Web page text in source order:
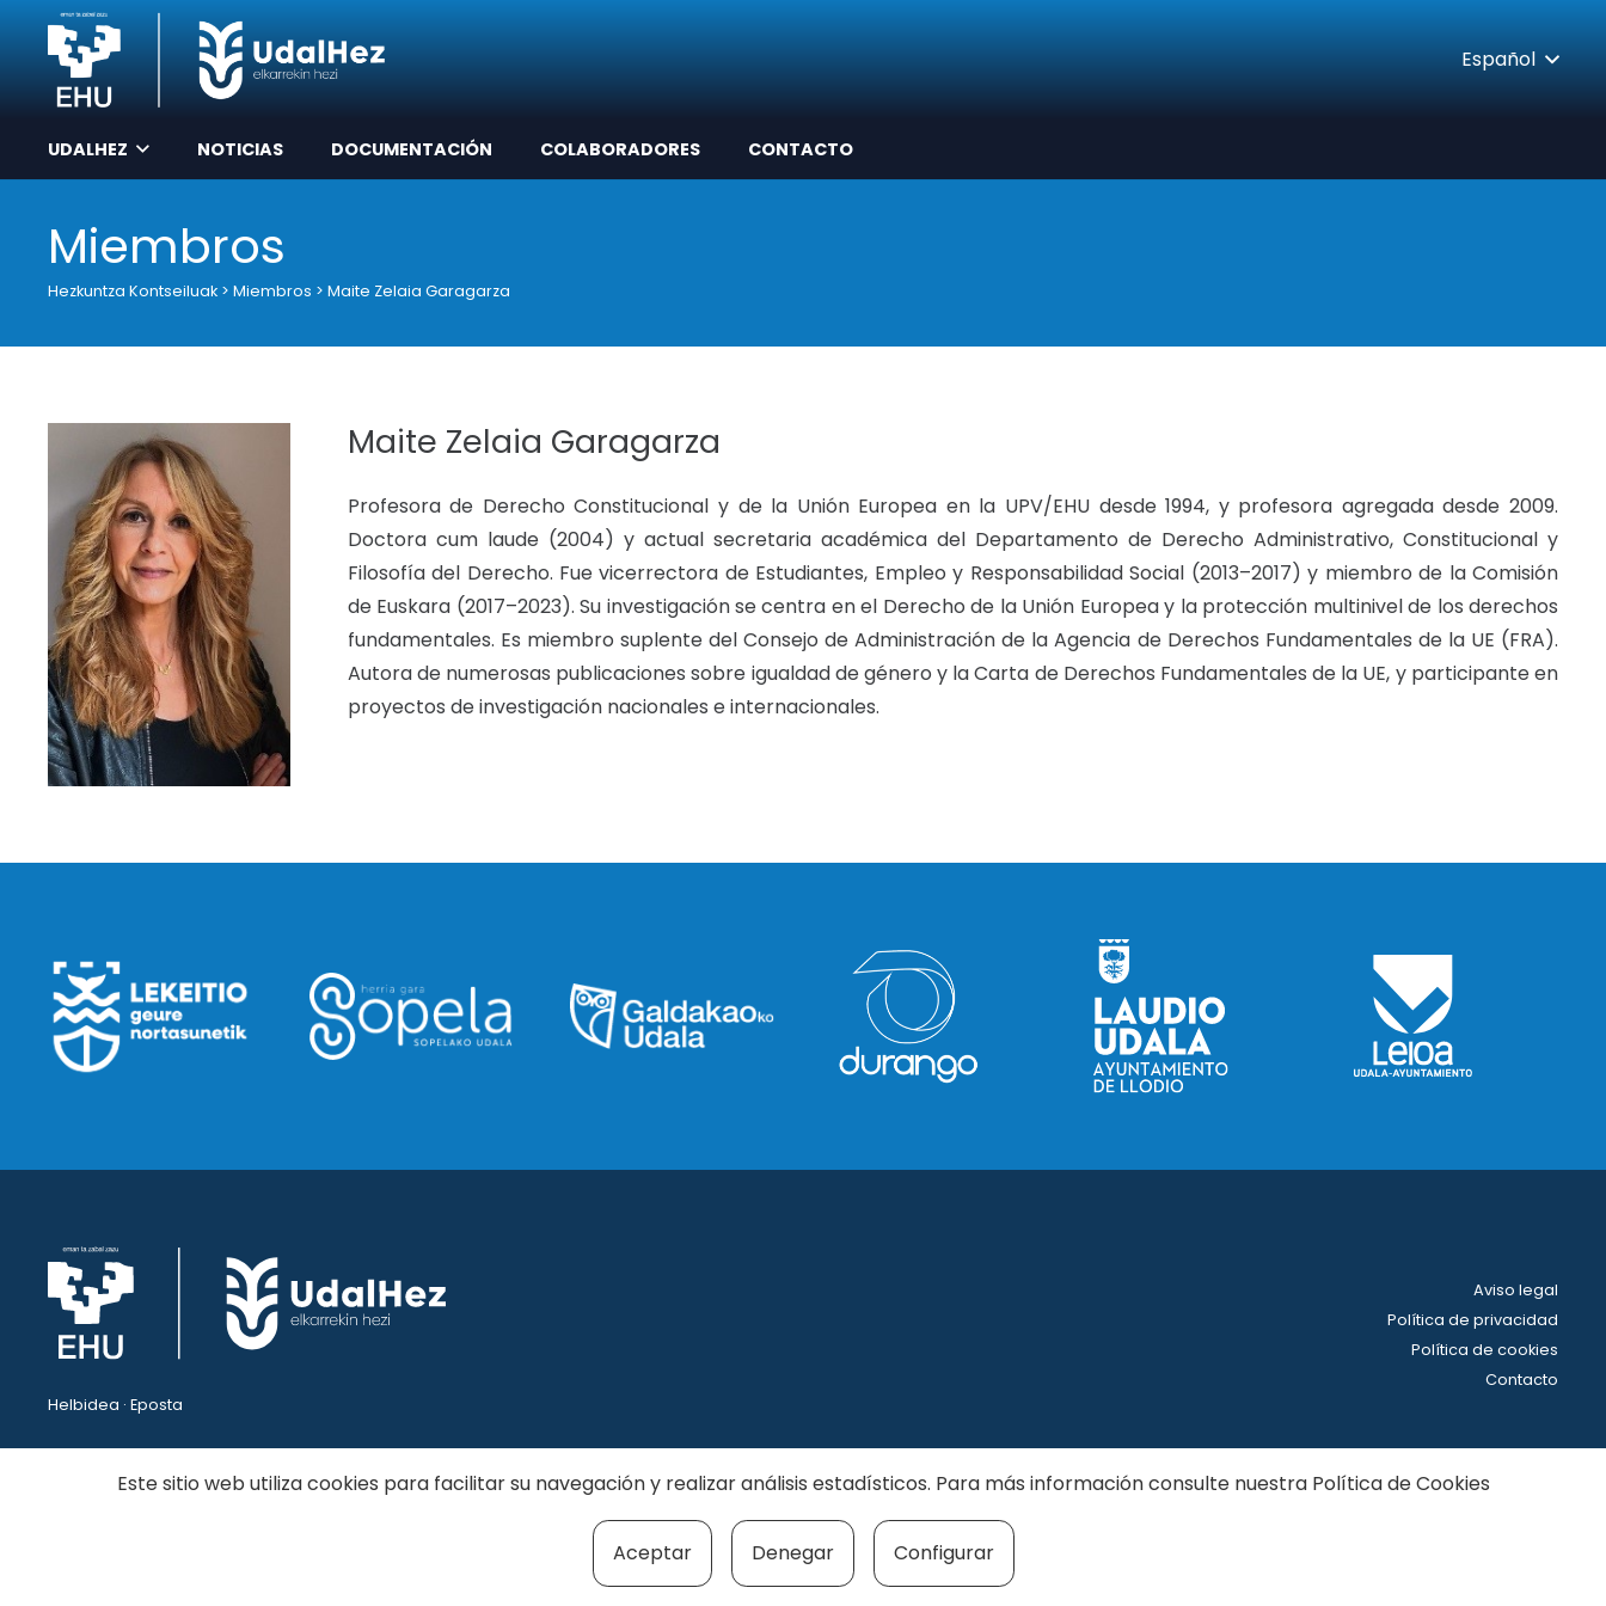
Español
UDALHEZ NOTICIAS DOCUMENTACIÓN COLABORADORES CONTACTO
Miembros
Hezkuntza Kontseiluak > Miembros > Maite Zelaia Garagarza
Maite Zelaia Garagarza
Profesora de Derecho Constitucional y de la Unión Europea en la UPV/EHU desde 1994, y profesora agregada desde 2009.
Doctora cum laude (2004) y actual secretaria académica del Departamento de Derecho Administrativo, Constitucional y
Filosofía del Derecho. Fue vicerrectora de Estudiantes, Empleo y Responsabilidad Social (2013–2017) y miembro de la Comisión
de Euskara (2017–2023). Su investigación se centra en el Derecho de la Unión Europea y la protección multinivel de los derechos
fundamentales. Es miembro suplente del Consejo de Administración de la Agencia de Derechos Fundamentales de la UE (FRA).
Autora de numerosas publicaciones sobre igualdad de género y la Carta de Derechos Fundamentales de la UE, y participante en
proyectos de investigación nacionales e internacionales.
Helbidea · Eposta
Aviso legal
Política de privacidad
Política de cookies
Contacto
2025 · UDALHEZ · EUSKAL HERRIKO UNIBERTSITATEA
Este sitio web utiliza cookies para facilitar su navegación y realizar análisis estadísticos. Para más información consulte nuestra Política de Cookies
Aceptar Denegar Configurar